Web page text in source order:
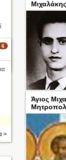
1956 στις
6
>
Άγιος